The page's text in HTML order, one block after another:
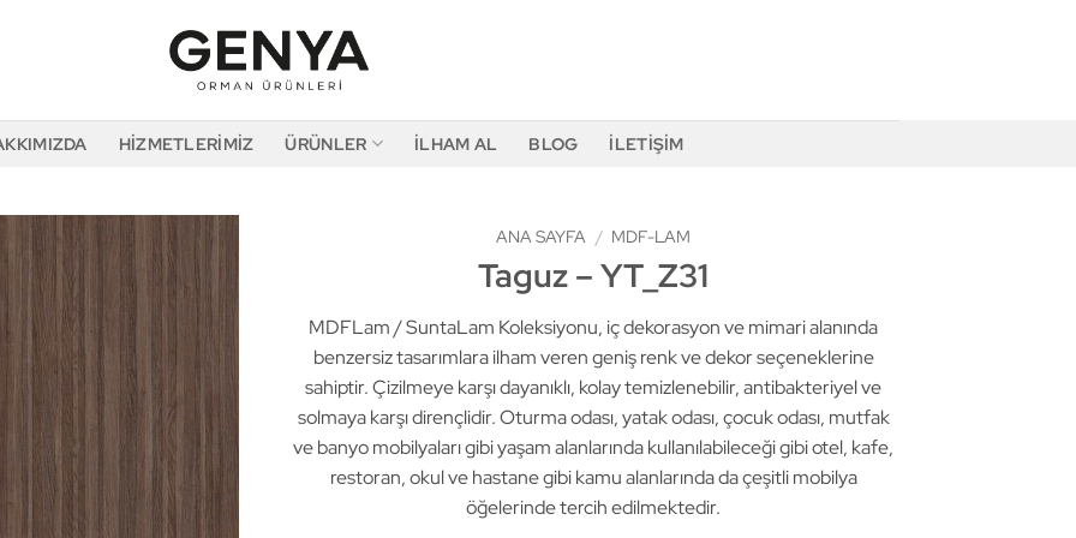
HIZMETLERIMIZ ÜRÜNLER İLHAM AL BLOG İLETIŞIM
ANA SAYFA / MDF-LAM
Taguz – YT_Z31
MDFLam / SuntaLam Koleksiyonu, iç dekorasyon ve mimari alanında
benzersiz tasarımlara ilham veren geniş renk ve dekor seçeneklerine
sahiptir. Çizilmeye karşı dayanıklı, kolay temizlenebilir, antibakteriyel ve
solmaya karşı dirençlidir. Oturma odası, yatak odası, çocuk odası, mutfak
ve banyo mobilyaları gibi yaşam alanlarında kullanılabileceği gibi otel, kafe,
restoran, okul ve hastane gibi kamu alanlarında da çeşitli mobilya
öğelerinde tercih edilmektedir.